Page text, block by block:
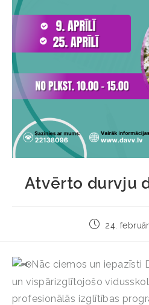
Atvērto durvju
24.
Nāc ciemos un iepazīsti
un vispārizglītojošo
profesionālās izglītības